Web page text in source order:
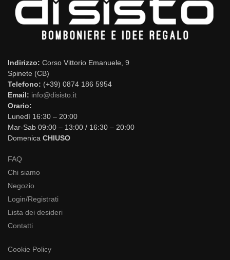
Indirizzo: Corso Vittorio Emanuele, 9
Spinete (CB)
Telefono: (+39) 0874 186 5954
Email: info@disisto.it
Orario:
Lunedì 16:30 – 20:00
Mar-Sab 09:00 – 13:00 / 16:30 – 20:00
Domenica CHIUSO
FAQ
Chi siamo
Negozio
Login/Registrati
Lista dei desideri
Contatti
Cookie Policy